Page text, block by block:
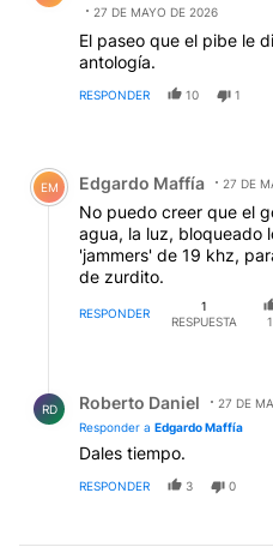
27 DE MAYO DE 2026
El paseo que el pibe le
antología.
RESPONDER 10 1
Comentario de Edgardo
EM Edgardo Maffía 27 DE
No puedo creer que el
agua, la luz, bloqueado
'jammers' de 19 khz,
de zurdito.
RESPONDER
1
RESPUESTA
1
RD Roberto Daniel
27 DE
Responder a Edgardo Maffía
Dales tiempo.
RESPONDER 3 0